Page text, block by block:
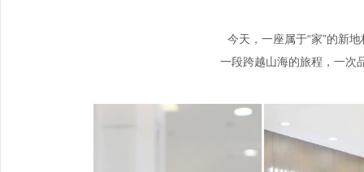
今天，一座属于“家”的新
一段跨越山海的旅程，一次